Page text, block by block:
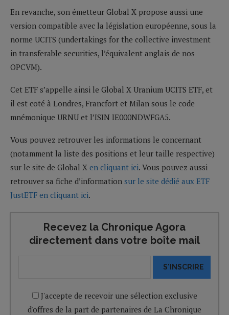
En revanche, son émetteur Global X propose aussi une
version compatible avec la législation européenne, sous la
norme UCITS (undertakings for the collective investment
in transferable securities, l’équivalent anglais de nos
OPCVM).
Cet ETF s’appelle ainsi le Global X Uranium UCITS ETF, et
il est coté à Londres, Francfort et Milan sous le code
mnémonique URNU et l’ISIN IE000NDWFGA5.
Vous pouvez retrouver les informations le concernant
(notamment la liste des positions et leur taille respective)
sur le site de Global X en cliquant ici. Vous pouvez aussi
retrouver sa fiche d’information sur le site dédié aux ETF
JustETF en cliquant ici.
Recevez la Chronique Agora
directement dans votre boîte mail
S'INSCRIRE
J'accepte de recevoir une sélection exclusive
d'offres de la part de partenaires de La Chronique